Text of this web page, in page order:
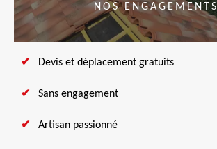
NOS ENGAGEMENTS
Devis et déplacement gratuits
Sans engagement
Artisan passionné